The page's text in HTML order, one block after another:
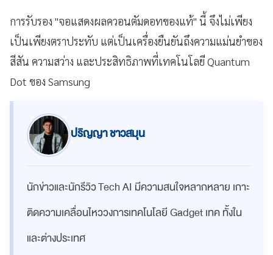
การรับรอง "จอแสดงผลควอนตัมดอทของแท้" นี้ จึงไม่เพียง
เป็นเพียงตราประทับ แต่เป็นเครื่องยืนยันถึงความแม่นยำของ
สีสัน ความสว่าง และประสิทธิภาพที่เทคโนโลยี Quantum
Dot ของ Samsung
ปริญญา ชาวสมุน
นักข่าวและนักรีวิว Tech AI มีความสนใจหลากหลาย เกาะ
ติดความเคลื่อนไหววงการเทคโนโลยี Gadget เทค ทั้งใน
และต่างประเทศ